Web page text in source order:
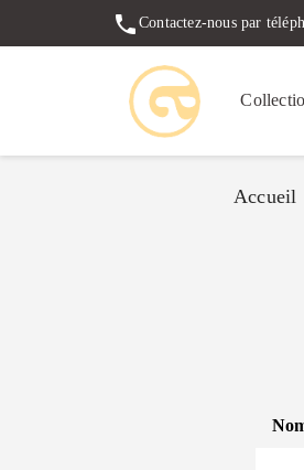
phone Contactez-nous par
Accueil